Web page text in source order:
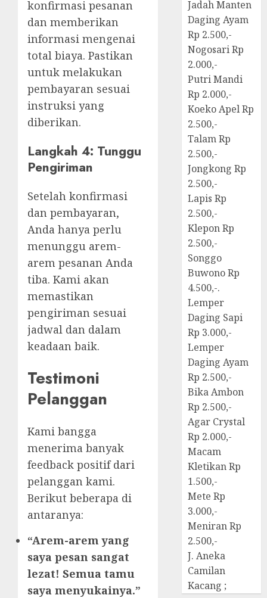
konfirmasi pesanan
dan memberikan
informasi mengenai
total biaya. Pastikan
untuk melakukan
pembayaran sesuai
instruksi yang
diberikan.
Langkah 4: Tunggu
Pengiriman
Setelah konfirmasi
dan pembayaran,
Anda hanya perlu
menunggu arem-
arem pesanan Anda
tiba. Kami akan
memastikan
pengiriman sesuai
jadwal dan dalam
keadaan baik.
Testimoni
Pelanggan
Kami bangga
menerima banyak
feedback positif dari
pelanggan kami.
Berikut beberapa di
antaranya:
“Arem-arem yang
saya pesan sangat
lezat! Semua tamu
saya menyukainya.”
Jadah Manten
Daging Ayam
Rp 2.500,-
Nogosari Rp
2.000,-
Putri Mandi
Rp 2.000,-
Koeko Apel Rp
2.500,-
Talam Rp
2.500,-
Jongkong Rp
2.500,-
Lapis Rp
2.500,-
Klepon Rp
2.500,-
Songgo
Buwono Rp
4.500,-.
Lemper
Daging Sapi
Rp 3.000,-
Lemper
Daging Ayam
Rp 2.500,-
Bika Ambon
Rp 2.500,-
Agar Crystal
Rp 2.000,-
Macam
Kletikan Rp
1.500,-
Mete Rp
3.000,-
Meniran Rp
2.500,-
J. Aneka
Camilan
Kacang ;